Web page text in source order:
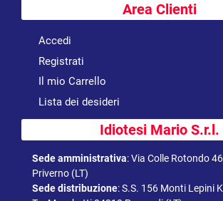
Area Clienti
Accedi
Registrati
Il mio Carrello
Lista dei desideri
Idiotesi Mario S.r.l.
Sede amministrativa:Via Colle Rotondo
Priverno (LT)
Sede distribuzione:S.S. 156 Monti Lepini